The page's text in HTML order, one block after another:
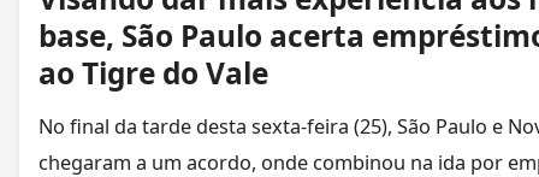
base, São Paulo acerta
ao Tigre do Vale
No final da tarde desta sexta-feira (25), São Paulo e
chegaram a um acordo, onde combinou na ida por